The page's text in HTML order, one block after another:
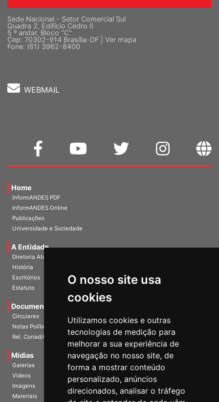
O nosso site usa
cookies
Utilizamos cookies e outras
tecnologias de medição para
melhorar a sua experiência de
navegação no nosso site, de
forma a mostrar conteúdo
personalizado, anúncios
direcionados, analisar o tráfego
Sede Nacional - Setor Comercial Sul
Quadra 2, Edifício Cedro II
5 º andar, Bloco "C"
Cep: 70302-914 Brasília-DF | Ver mapa
Fone: (61) 3962-8400
WEBMAIL
Home
InformANDES PDF
InformANDES Online
Publicações
Universidade e Sociedade
A Entidade
Diretoria Atual
História
Escritórios
Estatuto
Documentos
Circulares
Notas Políticas
Rel. Conad/Congresso
Mídias
Galerias
Vídeos
Imagens
Materiais